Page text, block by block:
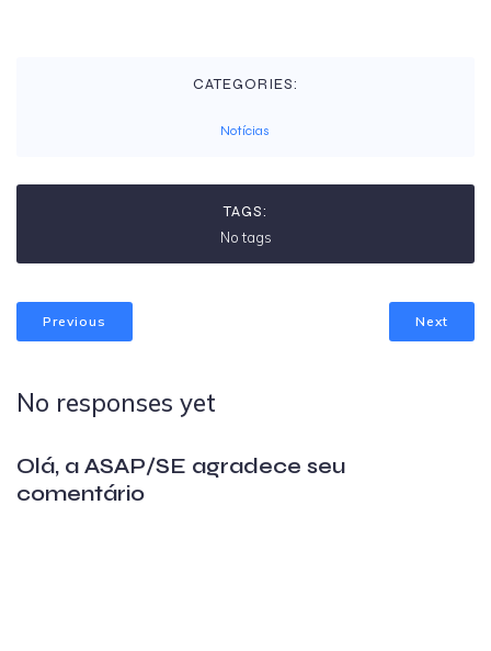
CATEGORIES:
Notícias
TAGS:
No tags
Previous Next
No responses yet
Olá, a ASAP/SE agradece seu
comentário